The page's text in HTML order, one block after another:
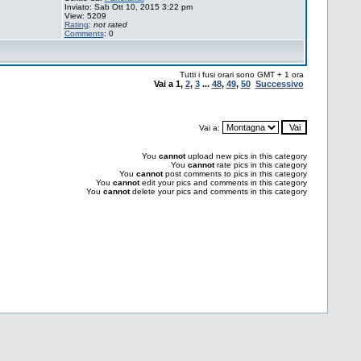
Inviato: Sab Ott 10, 2015 3:22 pm
View: 5209
Rating: not rated
Comments: 0
Tutti i fusi orari sono GMT + 1 ora
Vai a 1, 2, 3... 48, 49, 50 Successivo
Vai a:
You cannotupload new pics in this category
You cannotrate pics in this category
You cannotpost comments to pics in this category
You cannotedit your pics and comments in this category
You cannotdelete your pics and comments in this category